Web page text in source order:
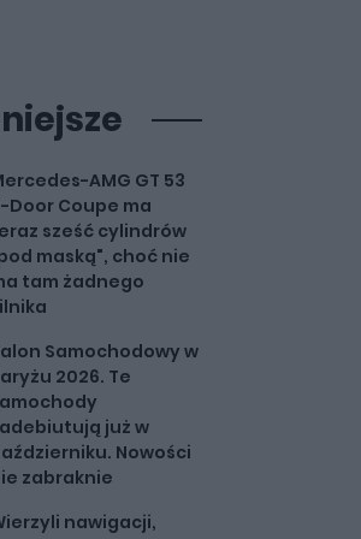
AMG GT 53
Door Coupe ma
sześć cylindrów
maską", choć nie
tam żadnego
Samochodowy w
2026. Te
już w
Nowości
zabraknie
nawigacji,